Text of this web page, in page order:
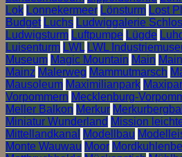
Lok Lonnekermeer Lönsturm Lost
Budget Luchs Ludwiggalerie
Ludwigsturm Luftpumpe Lügde
Luisenturm LWL LWL
Museum Magic Mountain Main
Mainz Malerweg Mammutmarsch
Mausoleum Maximilianpark
Vorpommern Mecklenburg-
Meller Balkon Merkur
Miniatur Wunderland Mission
Mittellandkanal
Modellbau
Monte Wauwau Moor